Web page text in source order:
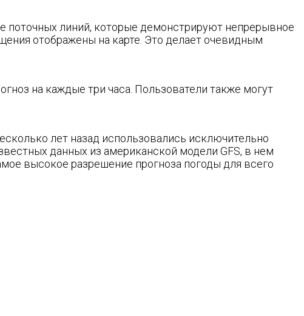
поточных линий, которые демонстрируют непрерывное
отображены на карте. Это делает очевидным
на каждые три часа. Пользователи также могут
лет назад использовались исключительно
данных из американской модели GFS, в нем
высокое разрешение прогноза погоды для всего